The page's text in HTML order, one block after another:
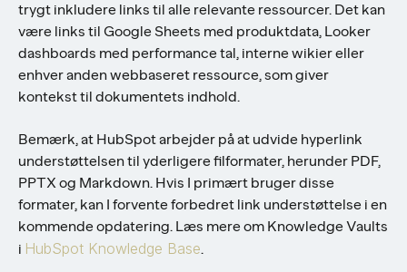
trygt inkludere links til alle relevante ressourcer. Det kan
være links til Google Sheets med produktdata, Looker
dashboards med performance tal, interne wikier eller
enhver anden webbaseret ressource, som giver
kontekst til dokumentets indhold.
Bemærk, at HubSpot arbejder på at udvide hyperlink
understøttelsen til yderligere filformater, herunder PDF,
PPTX og Markdown. Hvis I primært bruger disse
formater, kan I forvente forbedret link understøttelse i en
kommende opdatering. Læs mere om Knowledge Vaults
i HubSpot Knowledge Base.